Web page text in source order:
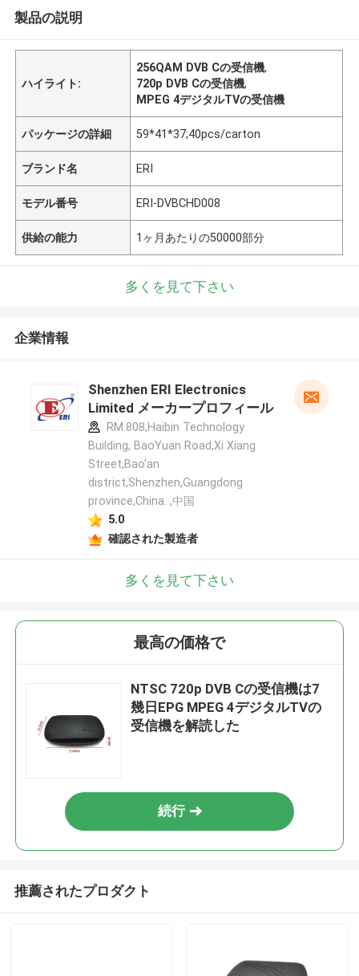
製品の説明
ハイライト:
256QAM DVB Cの受信機,
720p DVB Cの受信機,
MPEG 4デジタルTVの受信機
パッケージの詳細 59*41*37;40pcs/carton
ブランド名 ERI
モデル番号 ERI-DVBCHD008
供給の能力 1ヶ月あたりの50000部分
多くを見て下さい
企業情報
Shenzhen ERI Electronics
Limited メーカープロフィール
RM.808,Haibin Technology
Building, BaoYuan Road,Xi Xiang
Street,Bao'an
district,Shenzhen,Guangdong
province,China. ,中国
5.0
確認された製造者
多くを見て下さい
最高の価格で
NTSC 720p DVB Cの受信機は7
幾日EPG MPEG 4デジタルTVの
受信機を解読した
続行
推薦されたプロダクト